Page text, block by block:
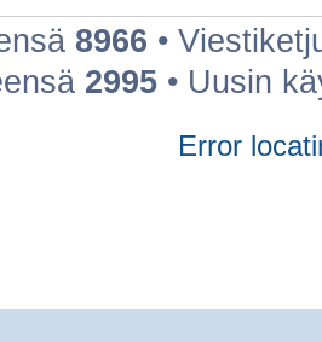
8966 •
2995 • Uusin
Error